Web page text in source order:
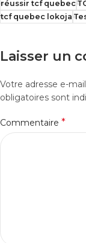
réussir tcf quebec
tcf quebec lokoja
Laisser un
Votre adresse e-
obligatoires sont
Commentaire *